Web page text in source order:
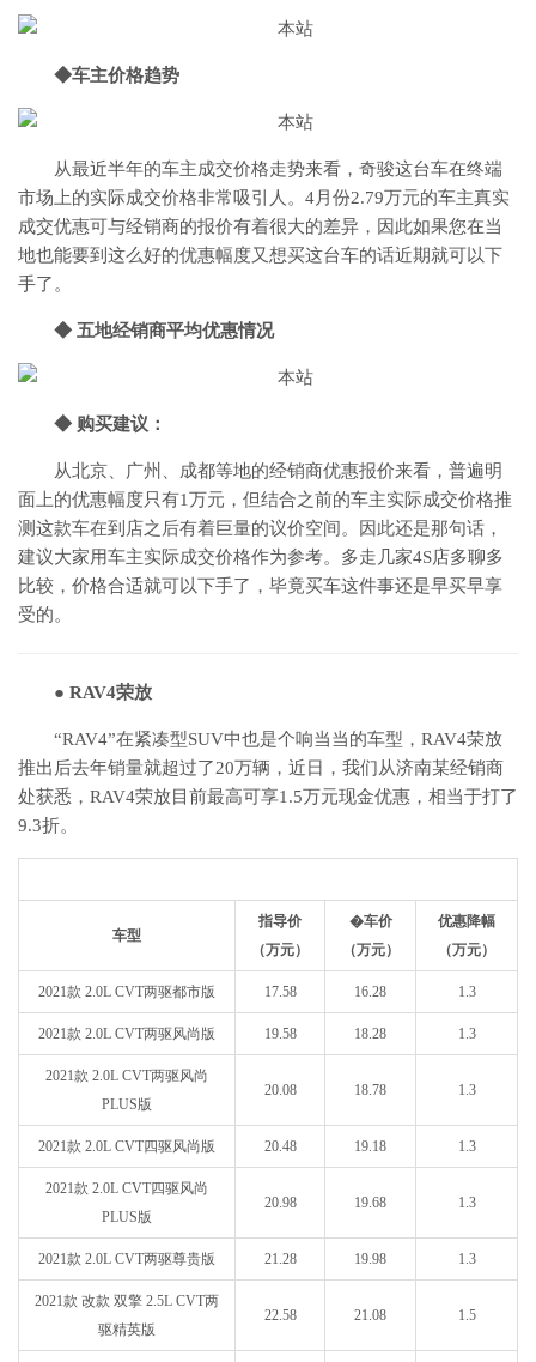
◆车主价格趋势
从最近半年的车主成交价格走势来看，奇骏这台车在终端
市场上的实际成交价格非常吸引人。4月份2.79万元的车主真实
成交优惠可与经销商的报价有着很大的差异，因此如果您在当
地也能要到这么好的优惠幅度又想买这台车的话近期就可以下
手了。
◆ 五地经销商平均优惠情况
◆ 购买建议：
从北京、广州、成都等地的经销商优惠报价来看，普遍明
面上的优惠幅度只有1万元，但结合之前的车主实际成交价格推
测这款车在到店之后有着巨量的议价空间。因此还是那句话，
建议大家用车主实际成交价格作为参考。多走几家4S店多聊多
比较，价格合适就可以下手了，毕竟买车这件事还是早买早享
受的。
● RAV4荣放
“RAV4”在紧凑型SUV中也是个响当当的车型，RAV4荣放
推出后去年销量就超过了20万辆，近日，我们从济南某经销商
处获悉，RAV4荣放目前最高可享1.5万元现金优惠，相当于打了
9.3折。
车型
指导价
（万元）
�车价
（万元）
优惠降幅
（万元）
2021款 2.0L CVT两驱都市版 17.58 16.28 1.3
2021款 2.0L CVT两驱风尚版 19.58 18.28 1.3
2021款 2.0L CVT两驱风尚
PLUS版
20.08 18.78 1.3
2021款 2.0L CVT四驱风尚版 20.48 19.18 1.3
2021款 2.0L CVT四驱风尚
PLUS版
20.98 19.68 1.3
2021款 2.0L CVT两驱尊贵版 21.28 19.98 1.3
2021款 改款 双擎 2.5L CVT两
驱精英版
22.58 21.08 1.5